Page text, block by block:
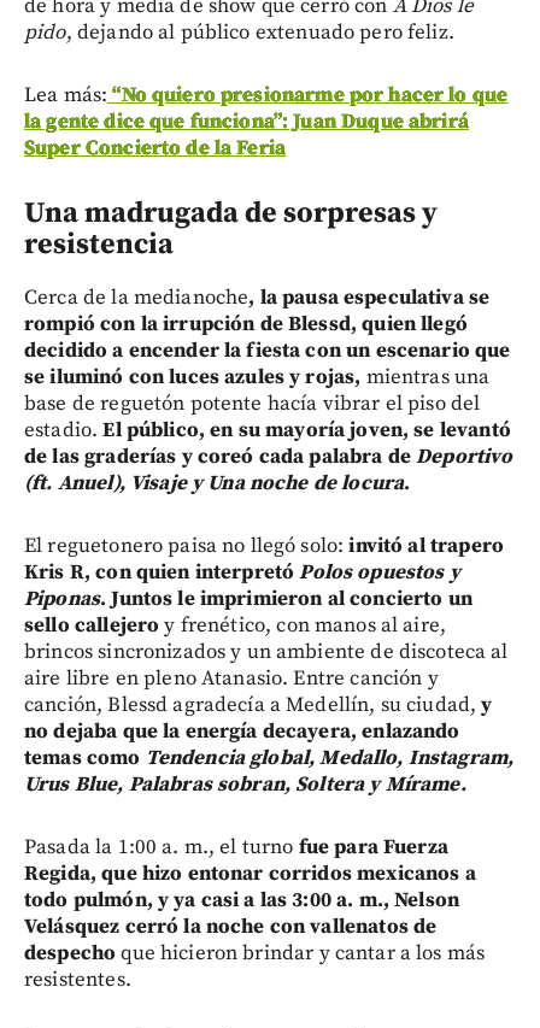
de hora y media de show que cerró con A Dios le
pido, dejando al público extenuado pero feliz.
Lea más: “No quiero presionarme por hacer lo que
la gente dice que funciona”: Juan Duque abrirá
Super Concierto de la Feria
Una madrugada de sorpresas y
resistencia
Cerca de la medianoche, la pausa especulativa se
rompió con la irrupción de Blessd, quien llegó
decidido a encender la fiesta con un escenario que
se iluminó con luces azules y rojas, mientras una
base de reguetón potente hacía vibrar el piso del
estadio.El público, en su mayoría joven, se levantó
de las graderías y coreó cada palabra deDeportivo
(ft. Anuel), Visaje y Una noche de locura.
El reguetonero paisa no llegó solo: invitó al trapero
Kris R, con quien interpretóPolos opuestos y
Piponas. Juntos le imprimieron al concierto un
sello callejeroy frenético, con manos al aire,
brincos sincronizados y un ambiente de discoteca al
aire libre en pleno Atanasio. Entre canción y
canción, Blessd agradecía a Medellín, su ciudad,y
no dejaba que la energía decayera, enlazando
temas como Tendencia global, Medallo, Instagram,
Urus Blue, Palabras sobran, Soltera y Mírame.
Pasada la 1:00 a. m., el turno fue para Fuerza
Regida, que hizo entonar corridos mexicanos a
todo pulmón, y ya casi a las 3:00 a. m., Nelson
Velásquez cerró la noche con vallenatos de
despechoque hicieron brindar y cantar a los más
resistentes.